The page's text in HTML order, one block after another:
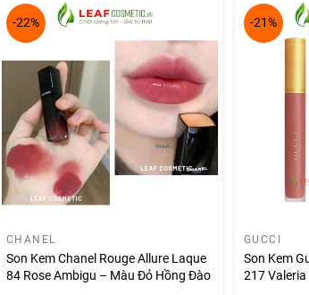
-22%
CHANEL
Son Kem Chanel Rouge Allure Laque
84 Rose Ambigu – Màu Đỏ Hồng Đào
-21%
GUCCI
Son Kem
217